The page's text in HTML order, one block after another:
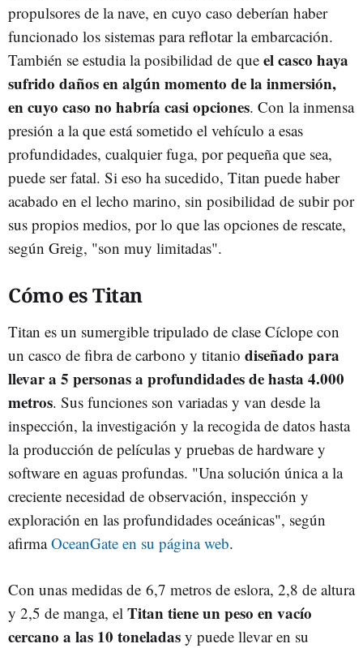
propulsores de la nave, en cuyo caso deberían haber
funcionado los sistemas para reflotar la embarcación.
También se estudia la posibilidad de que el casco haya
sufrido daños en algún momento de la inmersión,
en cuyo caso no habría casi opciones. Con la inmensa
presión a la que está sometido el vehículo a esas
profundidades, cualquier fuga, por pequeña que sea,
puede ser fatal. Si eso ha sucedido, Titan puede haber
acabado en el lecho marino, sin posibilidad de subir por
sus propios medios, por lo que las opciones de rescate,
según Greig, "son muy limitadas".
Cómo es Titan
Titan es un sumergible tripulado de clase Cíclope con
un casco de fibra de carbono y titanio diseñado para
llevar a 5 personas a profundidades de hasta 4.000
metros. Sus funciones son variadas y van desde la
inspección, la investigación y la recogida de datos hasta
la producción de películas y pruebas de hardware y
software en aguas profundas. "Una solución única a la
creciente necesidad de observación, inspección y
exploración en las profundidades oceánicas", según
afirmaOceanGate en su página web.
Con unas medidas de 6,7 metros de eslora, 2,8 de altura
y 2,5 de manga, el Titan tiene un peso en vacío
cercano a las 10 toneladas y puede llevar en su